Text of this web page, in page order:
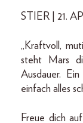
STIER | 21.
„Kraftvoll,
steht Mars
Ausdauer.
einfach alles
Freue dich